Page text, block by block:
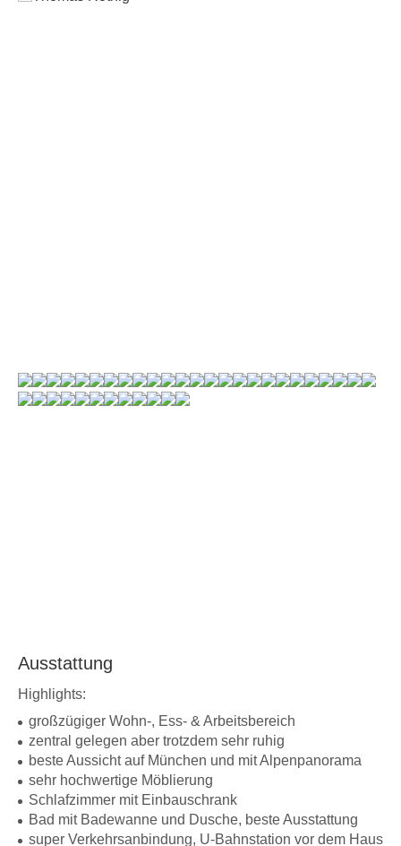
Ausstattung
Highlights:
großzügiger Wohn-, Ess- & Arbeitsbereich
zentral gelegen aber trotzdem sehr ruhig
beste Aussicht auf München und mit Alpenpanorama
sehr hochwertige Möblierung
Schlafzimmer mit Einbauschrank
Bad mit Badewanne und Dusche, beste Ausstattung
super Verkehrsanbindung, U-Bahnstation vor dem Haus